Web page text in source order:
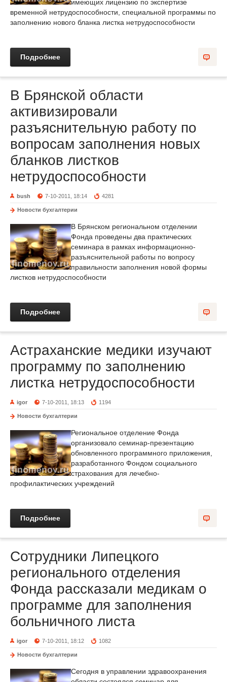
имеющих лицензию по экспертизе
временной нетрудоспособности, специальной программы по
заполнению нового бланка листка нетрудоспособности
Подробнее
В Брянской области
активизировали
разъяснительную работу по
вопросам заполнения новых
бланков листков
нетрудоспособности
bush 7-10-2011, 18:14 4281
Новости бухгалтерии
В Брянском региональном отделении
Фонда проведены два практических
семинара в рамках информационно-
разъяснительной работы по вопросу
правильности заполнения новой формы
листков нетрудоспособности
Подробнее
Астраханские медики изучают
программу по заполнению
листка нетрудоспособности
igor 7-10-2011, 18:13 1194
Новости бухгалтерии
Региональное отделение Фонда
организовало семинар-презентацию
обновленного программного приложения,
разработанного Фондом социального
страхования для лечебно-
профилактических учреждений
Подробнее
Сотрудники Липецкого
регионального отделения
Фонда рассказали медикам о
программе для заполнения
больничного листа
igor 7-10-2011, 18:12 1082
Новости бухгалтерии
Сегодня в управлении здравоохранения